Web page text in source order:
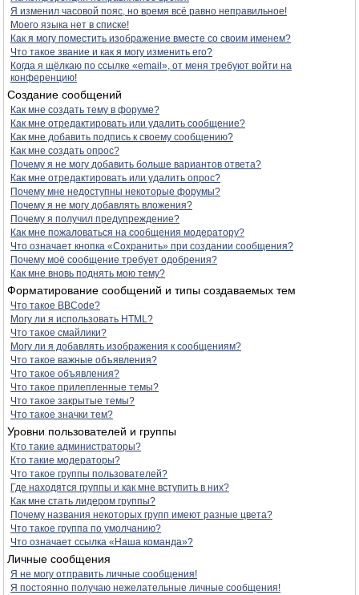
Я изменил часовой пояс, но время всё равно неправильное!
Моего языка нет в списке!
Как я могу поместить изображение вместе со своим именем?
Что такое звание и как я могу изменить его?
Когда я щёлкаю по ссылке «email», от меня требуют войти на
конференцию!
Создание сообщений
Как мне создать тему в форуме?
Как мне отредактировать или удалить сообщение?
Как мне добавить подпись к своему сообщению?
Как мне создать опрос?
Почему я не могу добавить больше вариантов ответа?
Как мне отредактировать или удалить опрос?
Почему мне недоступны некоторые форумы?
Почему я не могу добавлять вложения?
Почему я получил предупреждение?
Как мне пожаловаться на сообщения модератору?
Что означает кнопка «Сохранить» при создании сообщения?
Почему моё сообщение требует одобрения?
Как мне вновь поднять мою тему?
Форматирование сообщений и типы создаваемых тем
Что такое BBCode?
Могу ли я использовать HTML?
Что такое смайлики?
Могу ли я добавлять изображения к сообщениям?
Что такое важные объявления?
Что такое объявления?
Что такое прилепленные темы?
Что такое закрытые темы?
Что такое значки тем?
Уровни пользователей и группы
Кто такие администраторы?
Кто такие модераторы?
Что такое группы пользователей?
Где находятся группы и как мне вступить в них?
Как мне стать лидером группы?
Почему названия некоторых групп имеют разные цвета?
Что такое группа по умолчанию?
Что означает ссылка «Наша команда»?
Личные сообщения
Я не могу отправить личные сообщения!
Я постоянно получаю нежелательные личные сообщения!